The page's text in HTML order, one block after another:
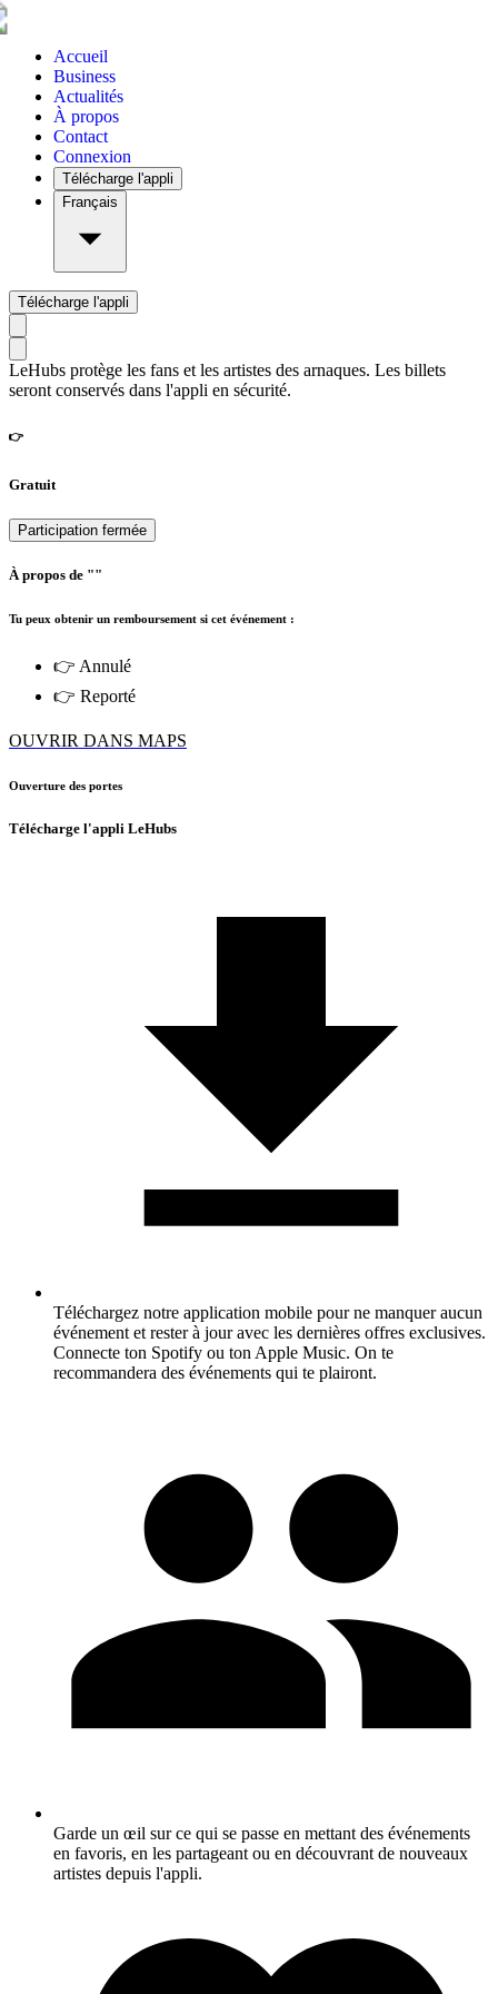
Accueil
Business
Actualités
À propos
Contact
Connexion
Télécharge l'appli
Français
Télécharge l'appli
LeHubs protège les fans et les artistes des arnaques. Les billets
seront conservés dans l'appli en sécurité.
👉
Gratuit
Participation fermée
À propos de ""
Tu peux obtenir un remboursement si cet événement :
👉 Annulé
👉 Reporté
OUVRIR DANS MAPS
Ouverture des portes
Télécharge l'appli LeHubs
Téléchargez notre application mobile pour ne manquer aucun
événement et rester à jour avec les dernières offres exclusives.
Connecte ton Spotify ou ton Apple Music. On te
recommandera des événements qui te plairont.
Garde un œil sur ce qui se passe en mettant des événements
en favoris, en les partageant ou en découvrant de nouveaux
artistes depuis l'appli.